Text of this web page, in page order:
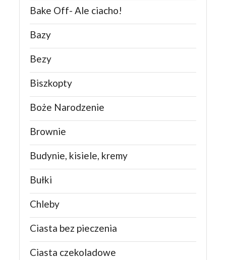
Bake Off- Ale ciacho!
Bazy
Bezy
Biszkopty
Boże Narodzenie
Brownie
Budynie, kisiele, kremy
Bułki
Chleby
Ciasta bez pieczenia
Ciasta czekoladowe